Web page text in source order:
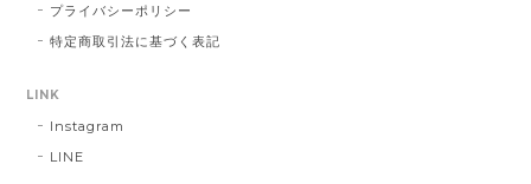
プライバシーポリシー
特定商取引法に基づく表記
LINK
Instagram
LINE